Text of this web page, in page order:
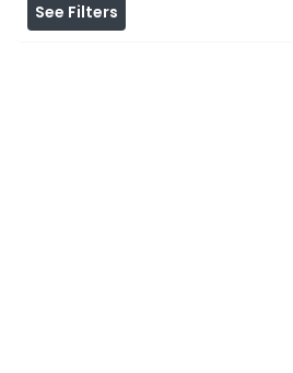
See Filters